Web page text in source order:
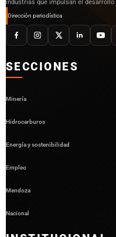
industrias que impulsan el
Dirección periodística
SECCIONES
Minería
Hidrocarburos
Energía y sostenibilidad
Empleo
Mendoza
Nacional